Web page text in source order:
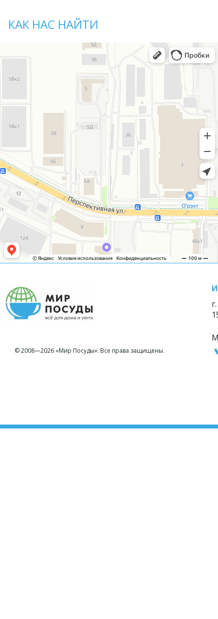
КАК НАС НАЙТИ
© 2008—2026 «Мир Посуды». Все права защищены.